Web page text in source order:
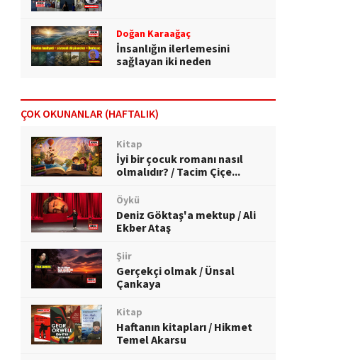
Doğan Karaağaç
İnsanlığın ilerlemesini
sağlayan iki neden
ÇOK OKUNANLAR (HAFTALIK)
Kitap
İyi bir çocuk romanı nasıl
olmalıdır? / Tacim Çiçe...
Öykü
Deniz Göktaş'a mektup / Ali
Ekber Ataş
Şiir
Gerçekçi olmak / Ünsal
Çankaya
Kitap
Haftanın kitapları / Hikmet
Temel Akarsu